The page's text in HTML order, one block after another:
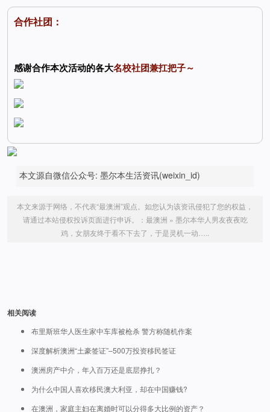
合作社团：
感谢合作本次活动的各大名校社团兼扛把子～
本文源自微信公众号: 墨尔本生活资讯(weixin_id)
本文来源于网络，不代表“最澳洲”观点。如您认为该资讯侵犯了您的权益，
请通过本站侵权投诉页面进行申诉。： 最澳洲 » 墨尔本华人男友夜夜吃
鸡，女朋友终于看不下去了，于是灵机一动…..
相关阅读
布里斯班华人医生家中车库被枪杀 警方称随机作案
深度解析澳洲“土豪签证”–500万投资移民签证
澳洲房产中介，年入百万还是底层挣扎？
为什么中国人喜欢移民澳大利亚，却在中国赚钱?
在澳洲，家庭主妇在离婚时可以分得多大比例的资产？